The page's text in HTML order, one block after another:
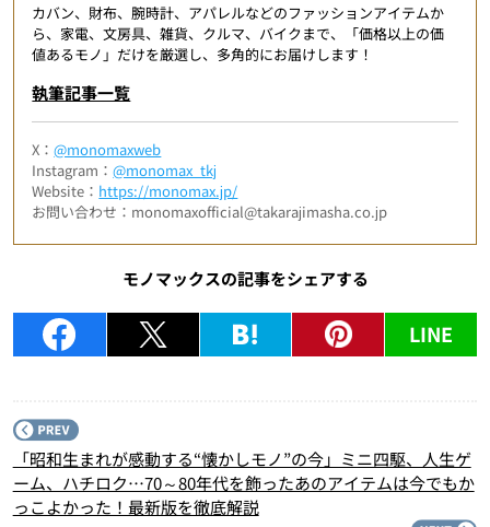
カバン、財布、腕時計、アパレルなどのファッションアイテムか
ら、家電、文房具、雑貨、クルマ、バイクまで、「価格以上の価
値あるモノ」だけを厳選し、多角的にお届けします！
執筆記事一覧
X：@monomaxweb
Instagram：@monomax_tkj
Website： https://monomax.jp/
お問い合わせ：monomaxofficial@takarajimasha.co.jp
モノマックスの記事をシェアする
LINE
「昭和生まれが感動する“懐かしモノ”の今」ミニ四駆、人生ゲ
ーム、ハチロク…70～80年代を飾ったあのアイテムは今でもか
っこよかった！最新版を徹底解説